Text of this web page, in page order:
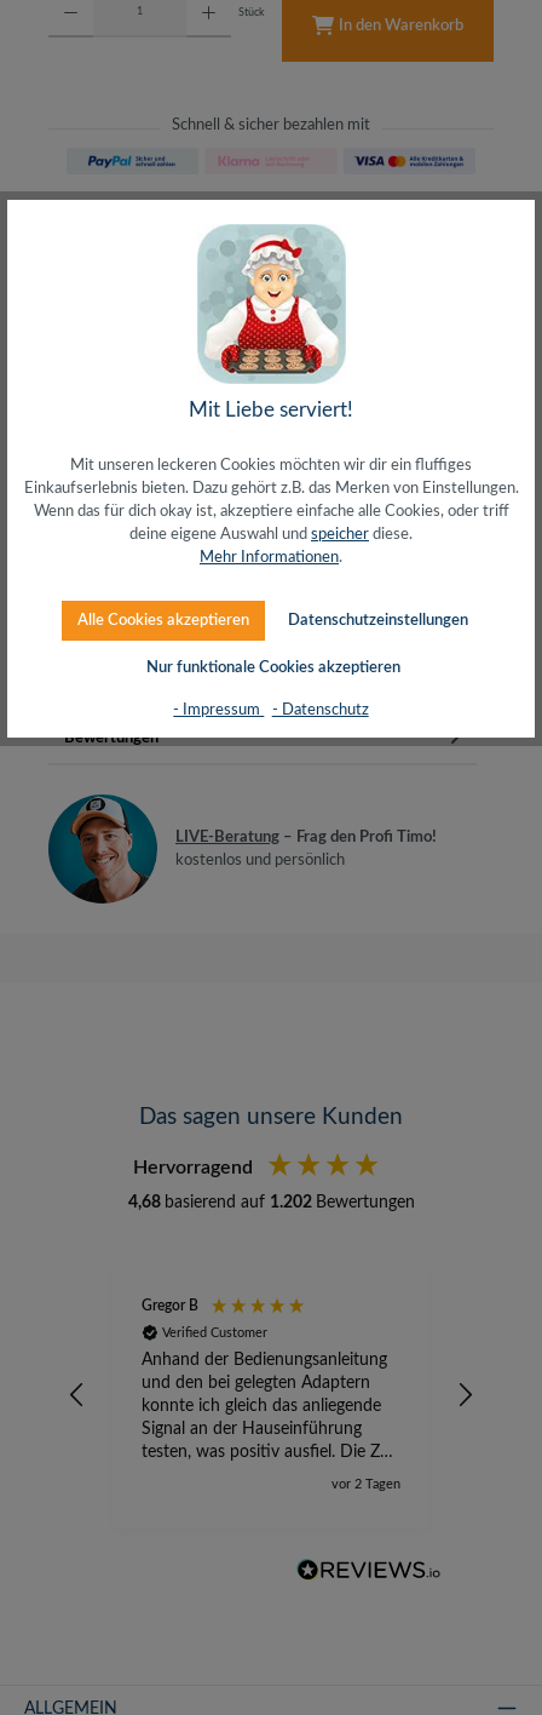
Stück
In den Warenkorb
Schnell & sicher bezahlen mit
meist direkt aus Waiblingen
30 Tage Rückgaberecht
ohne Risiko bestellen
– Frag den Profi!
kostenlos und persönlich
Über 20+ Jahre Erfahrung
wir wissen von was wir sprechen
VerteilerfeldGemäß Cat.6 Class E, ISO/I…
Bewertungen
LIVE-Beratung – Frag den Profi Timo!
kostenlos und persönlich
Das sagen unsere Kunden
Hervorragend
4,68 basierend auf 1.202 Bewertungen
Gregor B
Verified Customer
Anhand der Bedienungsanleitung
und den bei gelegten Adaptern
konnte ich gleich das anliegende
Signal an der Hauseinführung
testen, was positiv ausfiel. Die Zeit
der Ungewissheit ist jetzt vorbei,
vor 2 Tagen
ALLGEMEIN
Mit Liebe serviert!
Mit unseren leckeren Cookies möchten wir dir ein fluffiges
Einkaufserlebnis bieten. Dazu gehört z.B. das Merken von Einstellungen.
Wenn das für dich okay ist, akzeptiere einfache alle Cookies, oder triff
deine eigene Auswahl und speicher diese.
Mehr Informationen.
Alle Cookies akzeptieren Datenschutzeinstellungen
Nur funktionale Cookies akzeptieren
- Impressum - Datenschutz